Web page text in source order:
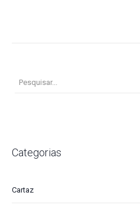
Categorias
Cartaz